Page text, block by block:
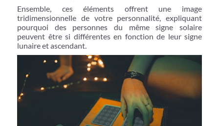
Ensemble, ces éléments offrent une image
tridimensionnelle de votre personnalité, expliquant
pourquoi des personnes du même signe solaire
peuvent être si différentes en fonction de leur signe
lunaire et ascendant.